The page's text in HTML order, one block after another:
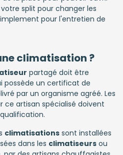
split pour changer les
pour l'entretien de
climatisation ?
partagé doit être
possède un certificat de
par un organisme agréé. Les
ce artisan spécialisé doivent
climatisationssont installées
dans les climatiseursou